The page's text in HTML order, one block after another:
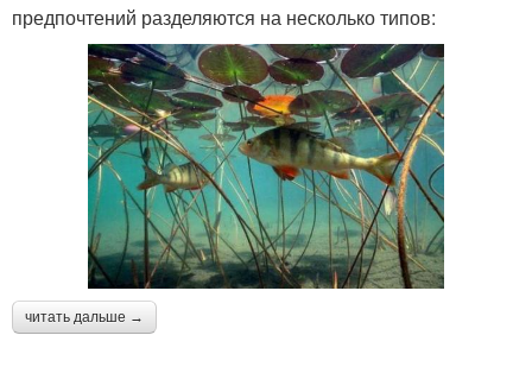
предпочтений разделяются на несколько типов:
читать дальше →